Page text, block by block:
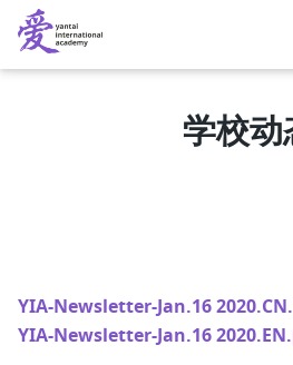
学校动
YIA-Newsletter-Jan.16
YIA-Newsletter-Jan.16